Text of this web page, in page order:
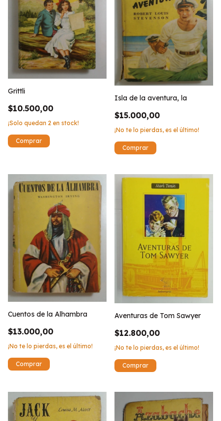
Grittli
$10.500,00
¡Solo quedan 2 en stock!
Isla de la aventura, la
$15.000,00
¡No te lo pierdas, es el último!
Cuentos de la Alhambra
$13.000,00
¡No te lo pierdas, es el último!
Aventuras de Tom Sawyer
$12.800,00
¡No te lo pierdas, es el último!